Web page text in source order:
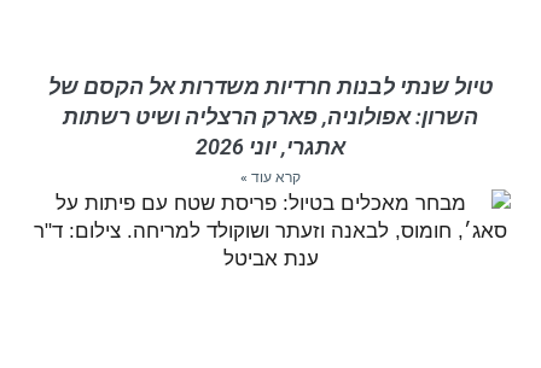
טיול שנתי לבנות חרדיות משדרות אל הקסם של
השרון: אפולוניה, פארק הרצליה ושיט רשתות
אתגרי, יוני 2026
קרא עוד »